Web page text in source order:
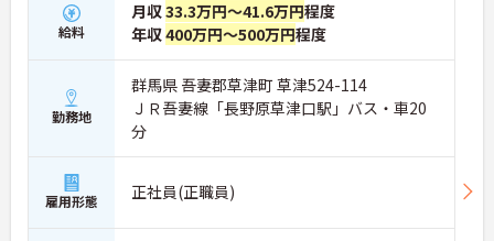
給料
月収33.3万円～41.6万円程度
年収400万円～500万円程度
勤務地
群馬県 吾妻郡草津町 草津524-114
ＪＲ吾妻線「長野原草津口駅」バス・車20
分
雇用形態 正社員(正職員)